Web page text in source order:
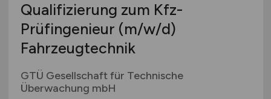
Qualifizierung zum Kfz-
Prüfingenieur (m/w/d)
Fahrzeugtechnik
GTÜ Gesellschaft für Technische
Überwachung mbH